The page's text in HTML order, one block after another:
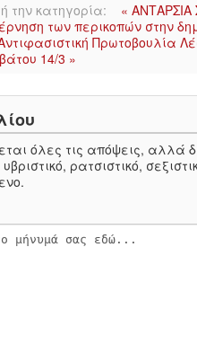
την κατηγορία:
«
των περικοπών στην
Πρωτοβουλία
14/3 »
όλες τις απόψεις, αλλά
ρατσιστικό,